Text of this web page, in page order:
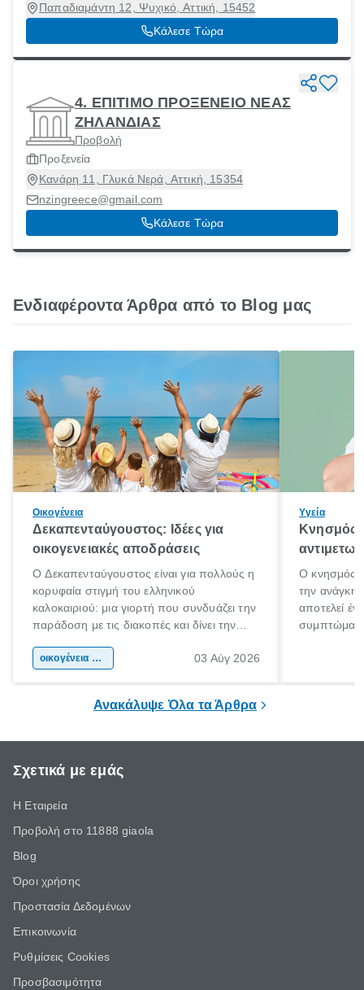
Παπαδιαμάντη 12, Ψυχικό, Αττική, 15452
Κάλεσε Τώρα
4. ΕΠΙΤΙΜΟ ΠΡΟΞΕΝΕΙΟ ΝΕΑΣ
ΖΗΛΑΝΔΙΑΣ
Προβολή
Προξενεία
Κανάρη 11, Γλυκά Νερά, Αττική, 15354
nzingreece@gmail.com
Κάλεσε Τώρα
Ενδιαφέροντα Άρθρα από το Blog μας
Οικογένεια
Δεκαπενταύγουστος: Ιδέες για
οικογενειακές αποδράσεις
Ο Δεκαπενταύγουστος είναι για πολλούς η
κορυφαία στιγμή του ελληνικού
καλοκαιριού: μια γιορτή που συνδυάζει την
παράδοση με τις διακοπές και δίνει την
χώρας. Είτε πρόκειται για λίγες μέρες
οικογένεια & παιδί 03 Αύγ 2026
Υγεία
Κνησμός:
Ο κνησμός
την ανάγκη
αποτελεί
Ανακάλυψε Όλα τα Άρθρα
Σχετικά με εμάς
Η Εταιρεία
Προβολή στο 11888 giaola
Blog
Όροι χρήσης
Προστασία Δεδομένων
Επικοινωνία
Ρυθμίσεις Cookies
Προσβασιμότητα